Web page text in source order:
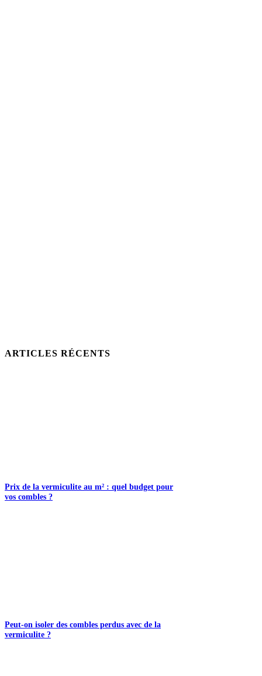
ARTICLES RÉCENTS
Prix de la vermiculite au m² : quel budget pour
vos combles ?
Peut-on isoler des combles perdus avec de la
vermiculite ?